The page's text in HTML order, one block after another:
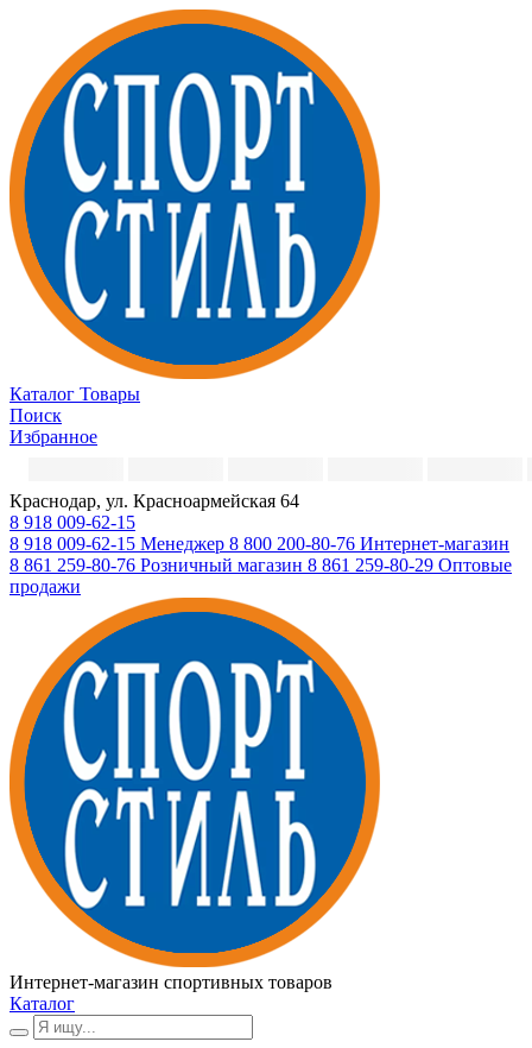
Каталог Товары
Поиск
Избранное
Краснодар, ул. Красноармейская 64
8 918 009-62-15
8 918 009-62-15 Менеджер 8 800 200-80-76 Интернет-магазин
8 861 259-80-76 Розничный магазин 8 861 259-80-29 Оптовые
продажи
Интернет-магазин спортивных товаров
Каталог